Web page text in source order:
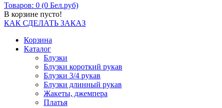
Товаров: 0 (0 Бел.руб)
В корзине пусто!
КАК СДЕЛАТЬ ЗАКАЗ
Корзина
Каталог
Блузки
Блузки короткий рукав
Блузки 3/4 рукав
Блузки длинный рукав
Жакеты, джемпера
Платья